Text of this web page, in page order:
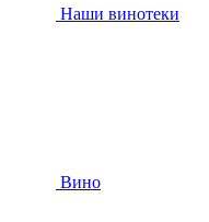
Наши винотеки
Вино